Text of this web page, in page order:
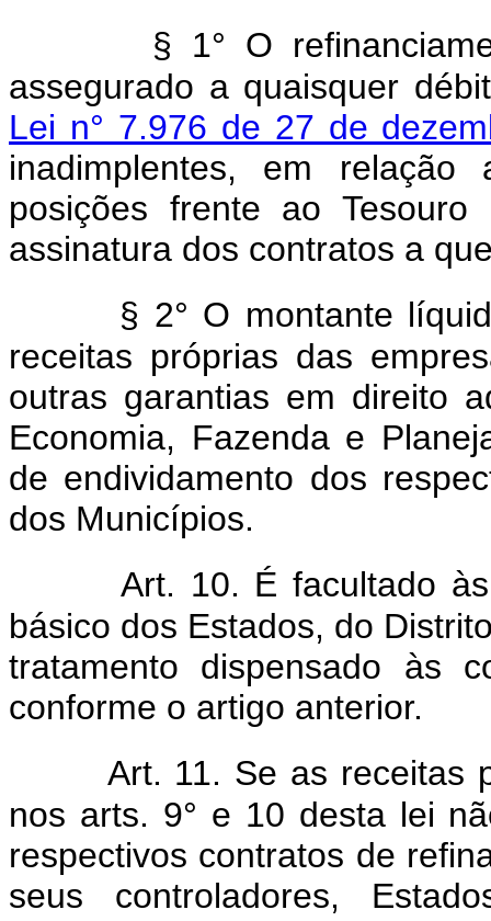
§ 1° O
assegurado a quaisquer
Lei n° 7.976 de 27 de
inadimplentes, em
posições frente ao
assinatura dos contratos a
§ 2° O montante
receitas próprias das
outras garantias em direito
Economia, Fazenda e
de endividamento dos
dos Municípios.
Art. 10. É facultado
básico dos Estados, do
tratamento dispensado às
conforme o artigo anterior.
Art. 11. Se as receitas
nos arts. 9° e 10 desta lei
respectivos contratos de
seus controladores,